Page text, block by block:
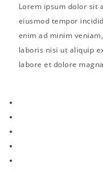
Lorem ipsum dolor sit
eiusmod tempor
enim ad minim
laboris nisi ut aliquip
labore et dolore